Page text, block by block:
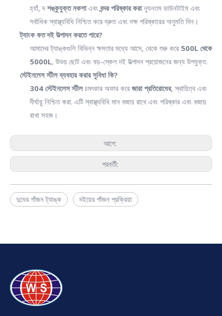
হ্যাঁ, দশঙ্কুযুক্ত নকশাএবংবন্দর পরিষ্কার করান্যূনতম ডাউনটাইম এবং
সর্বাধিক স্বাস্থ্যবিধি নিশ্চিত করে দ্রুত এবং দক্ষ পরিষ্কারের অনুমতি দিন।
ট্যাংক কত দই উত্পাদন করতে পারে?
আমাদের ট্যাঙ্কগুলি বিভিন্ন ক্ষমতার মধ্যে আসে, থেকে শুরু করে 500L থেকে
5000L, উভয় ছোট এবং বড়-স্কেল দই উত্পাদন প্রয়োজনের জন্য উপযুক্ত.
স্টেইনলেস স্টীল ব্যবহার করার সুবিধা কি?
304 স্টেইনলেস স্টীলচমৎকার অফার করে জারা প্রতিরোধের, স্থায়িত্ব এবং
দীর্ঘায়ু নিশ্চিত করা. এটি স্বাস্থ্যবিধি মান বজায় রাখে এবং পরিষ্কার এবং বজায়
রাখা সহজ।
আগে:
পরবর্তী:
দুধের গাঁজন ট্যাঙ্ক দইয়ের গাঁজন প্রক্রিয়া